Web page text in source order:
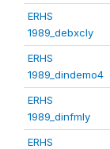
ERHS
1989_debxcly
ERHS
1989_dindemo4
ERHS
1989_dinfmly
ERHS